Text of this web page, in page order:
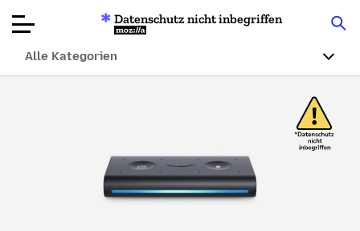
Über
Datenschutz nicht inbegriffen
Mozilla
Alle Kategorien